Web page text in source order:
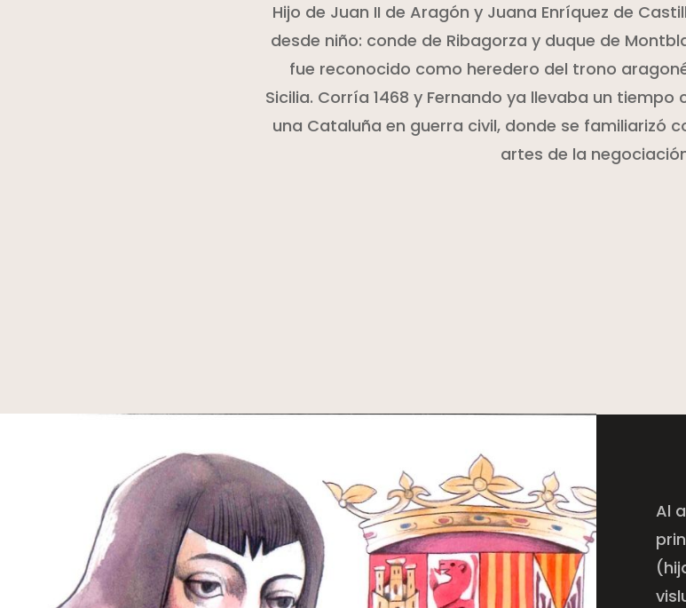
Hijo de Juan II de Aragón y Juana Enríquez de
desde niño: conde de Ribagorza y duque de
fue reconocido como heredero del trono
Sicilia. Corría 1468 y Fernando ya llevaba un
una Cataluña en guerra civil, donde se familiarizó
artes de la
Al